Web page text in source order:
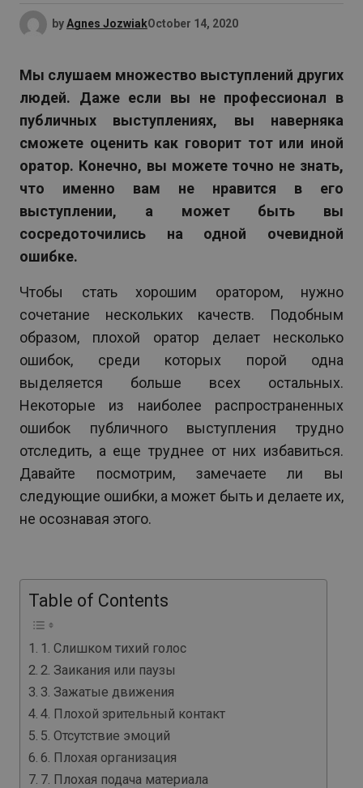
byAgnes JozwiakOctober 14, 2020
Мы слушаем множество выступлений других
людей. Даже если вы не профессионал в
публичных выступлениях, вы наверняка
сможете оценить как говорит тот или иной
оратор. Конечно, вы можете точно не знать,
что именно вам не нравится в его
выступлении, а может быть вы
сосредоточились на одной очевидной
ошибке.
Чтобы стать хорошим оратором, нужно
сочетание нескольких качеств. Подобным
образом, плохой оратор делает несколько
ошибок, среди которых порой одна
выделяется больше всех остальных.
Некоторые из наиболее распространенных
ошибок публичного выступления трудно
отследить, а еще труднее от них избавиться.
Давайте посмотрим, замечаете ли вы
следующие ошибки, а может быть и делаете их,
не осознавая этого.
Table of Contents
1. Слишком тихий голос
2. Заикания или паузы
3. Зажатые движения
4. Плохой зрительный контакт
5. Отсутствие эмоций
6. Плохая организация
7. Плохая подача материала